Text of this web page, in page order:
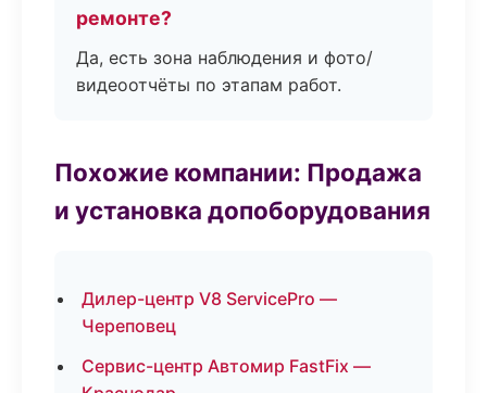
ремонте?
Да, есть зона наблюдения и фото/
видеоотчёты по этапам работ.
Похожие компании: Продажа
и установка допоборудования
Дилер-центр V8 ServicePro —
Череповец
Сервис-центр Автомир FastFix —